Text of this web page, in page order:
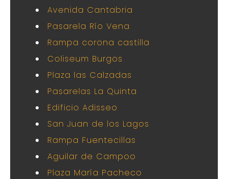
Avenida Cantabria
Pasarela Río Vena
Rampa corona castilla
Coliseum Burgos
Plaza las Calzadas
Pasarelas La Quinta
Edificio Adisseo
San Juan de los Lagos
Rampa Fuentecillas
Aguilar de Campoo
Plaza María Pacheco